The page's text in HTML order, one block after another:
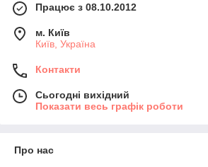
Працює з 08.10.2012
м. Київ
Київ, Україна
Контакти
Сьогодні вихідний
Показати весь графік роботи
Про нас